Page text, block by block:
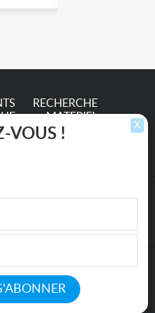
RECHERCHE
MATERIEL
| Newsletter| CGU|
Partenaires
légales
X
VOUS !